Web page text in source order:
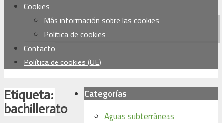
Cookies
Más información sobre las cookies
Política de cookies
Contacto
Política de cookies (UE)
Etiqueta:
bachillerato
Categorías
Aguas subterráneas